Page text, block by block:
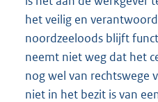
het veilig en
noordzeeloods blijft
neemt niet weg dat het
nog wel van rechtswege
niet in het bezit is van